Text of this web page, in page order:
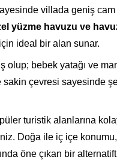
villada geniş
yüzme havuzu ve
ideal bir alan sunar.
olup; bebek yatağı ve
çevresi sayesinde
turistik alanlarına
Doğa ile iç içe
öne çıkan bir